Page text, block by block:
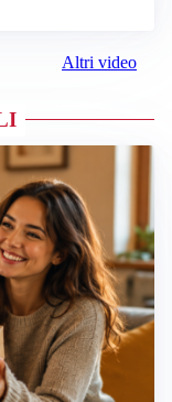
Altri video